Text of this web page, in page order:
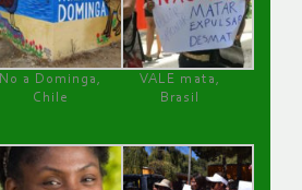
No a Dominga,
Chile
VALE mata,
Brasil